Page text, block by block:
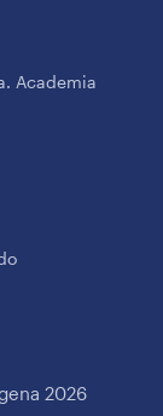
Academia
2026